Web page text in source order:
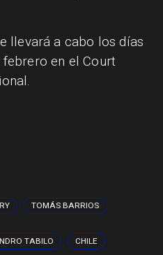
llevará a cabo los días
en el Court
TOMÁS BARRIOS
TABILO CHILE